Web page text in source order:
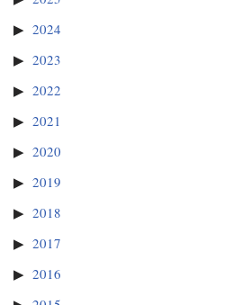
2024
2023
2022
2021
2020
2019
2018
2017
2016